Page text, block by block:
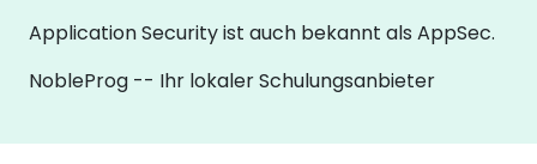
Application Security ist auch bekannt als AppSec.
NobleProg -- Ihr lokaler Schulungsanbieter